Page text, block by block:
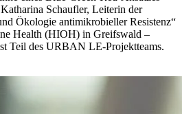
Schaufler, Leiterin der
Ökologie antimikrobieller Resistenz“
Health (HIOH) in Greifswald –
Teil des URBAN LE-Projektteams.